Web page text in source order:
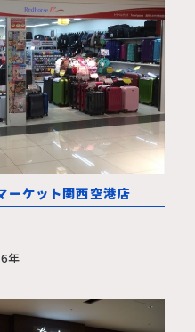
ーケット関西空港店
年